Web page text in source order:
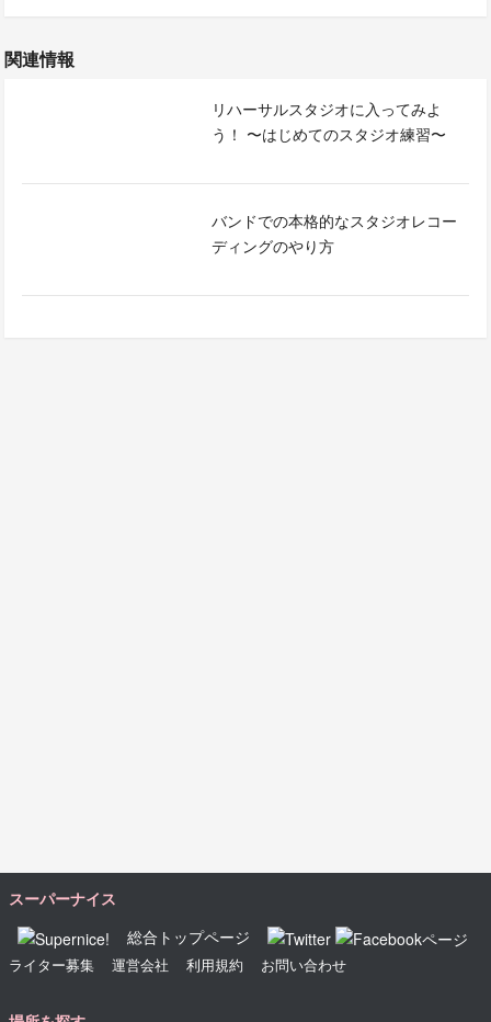
関連情報
リハーサルスタジオに入ってみよ
う！ 〜はじめてのスタジオ練習〜
バンドでの本格的なスタジオレコー
ディングのやり方
スーパーナイス
総合トップページ
ライター募集 運営会社 利用規約 お問い合わせ